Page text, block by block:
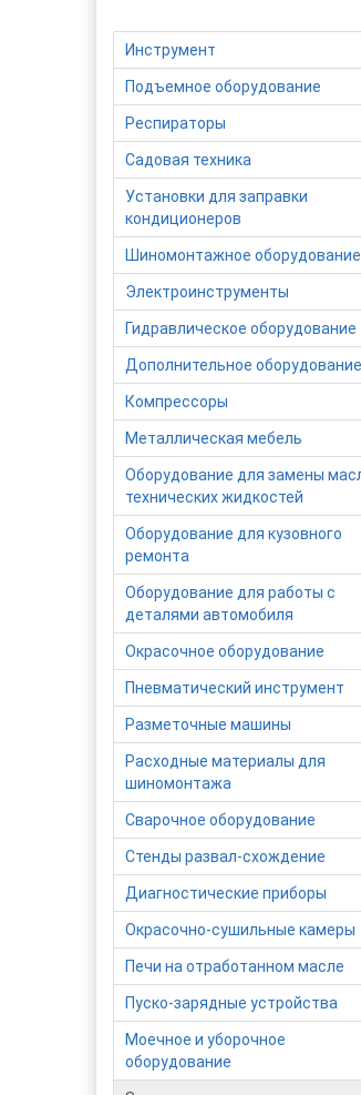
Инструмент
Подъемное оборудование
Респираторы
Садовая техника
Установки для заправки
кондиционеров
Шиномонтажное оборудование
Электроинструменты
Гидравлическое оборудование
Дополнительное оборудование
Компрессоры
Металлическая мебель
Оборудование для замены
технических жидкостей
Оборудование для кузовного
ремонта
Оборудование для работы с
деталями автомобиля
Окрасочное оборудование
Пневматический инструмент
Разметочные машины
Расходные материалы для
шиномонтажа
Сварочное оборудование
Стенды развал-схождение
Диагностические приборы
Окрасочно-сушильные камеры
Печи на отработанном масле
Пуско-зарядные устройства
Моечное и уборочное
оборудование